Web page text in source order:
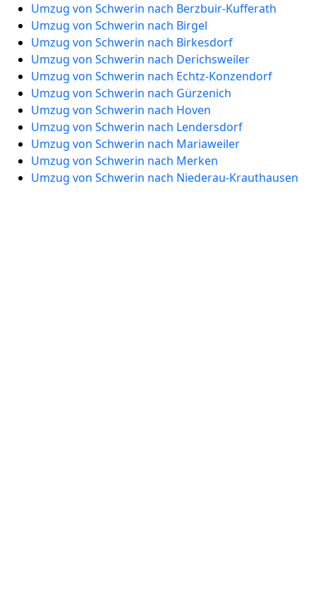
Umzug von Schwerin nach Berzbuir-Kufferath
Umzug von Schwerin nach Birgel
Umzug von Schwerin nach Birkesdorf
Umzug von Schwerin nach Derichsweiler
Umzug von Schwerin nach Echtz-Konzendorf
Umzug von Schwerin nach Gürzenich
Umzug von Schwerin nach Hoven
Umzug von Schwerin nach Lendersdorf
Umzug von Schwerin nach Mariaweiler
Umzug von Schwerin nach Merken
Umzug von Schwerin nach Niederau-Krauthausen